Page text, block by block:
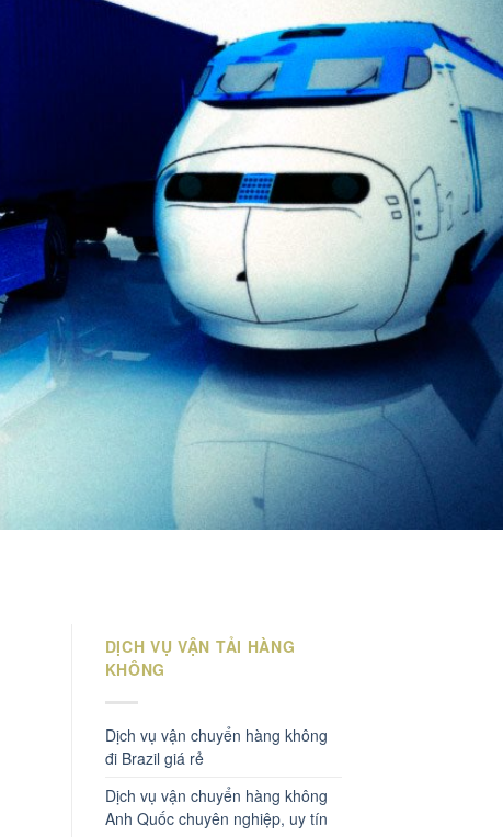
DỊCH VỤ VẬN TẢI HÀNG
KHÔNG
Dịch vụ vận chuyển hàng không
đi Brazil giá rẻ
Dịch vụ vận chuyển hàng không
Anh Quốc chuyên nghiệp, uy tín